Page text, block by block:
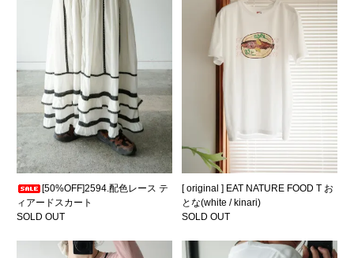
[50%OFF]2594.配色レース テ
ィアードスカート
SOLD OUT
[ original ] EAT NATURE FOOD T お
とな(white / kinari)
SOLD OUT